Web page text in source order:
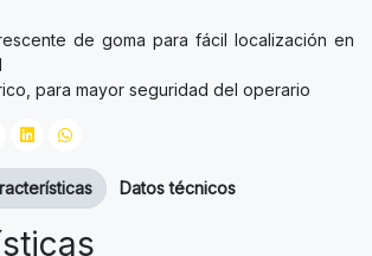
de goma para fácil localización en
para mayor seguridad del operario
Datos técnicos